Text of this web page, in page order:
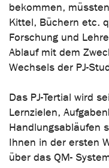
bekommen,
Kittel, Büchern etc.
Forschung und
Ablauf mit dem
Wechsels der PJ-
Das PJ-Tertial wird
Lernzielen,
Handlungsabläufen
Ihnen in der ersten
über das QM-